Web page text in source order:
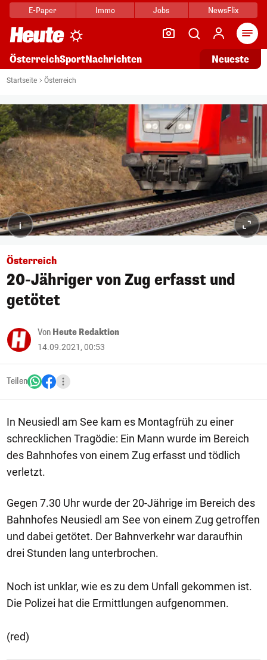
E-Paper Immo Jobs NewsFlix
ÖsterreichSportNachrichten Neueste
Startseite Österreich
i
Österreich
20-Jähriger von Zug erfasst und
getötet
Von Heute Redaktion
14.09.2021, 00:53
Teilen
In Neusiedl am See kam es Montagfrüh zu einer
schrecklichen Tragödie: Ein Mann wurde im Bereich
des Bahnhofes von einem Zug erfasst und tödlich
verletzt.
Gegen 7.30 Uhr wurde der 20-Jährige im Bereich des
Bahnhofes Neusiedl am See von einem Zug getroffen
und dabei getötet. Der Bahnverkehr war daraufhin
drei Stunden lang unterbrochen.
Noch ist unklar, wie es zu dem Unfall gekommen ist.
Die Polizei hat die Ermittlungen aufgenommen.
(red)